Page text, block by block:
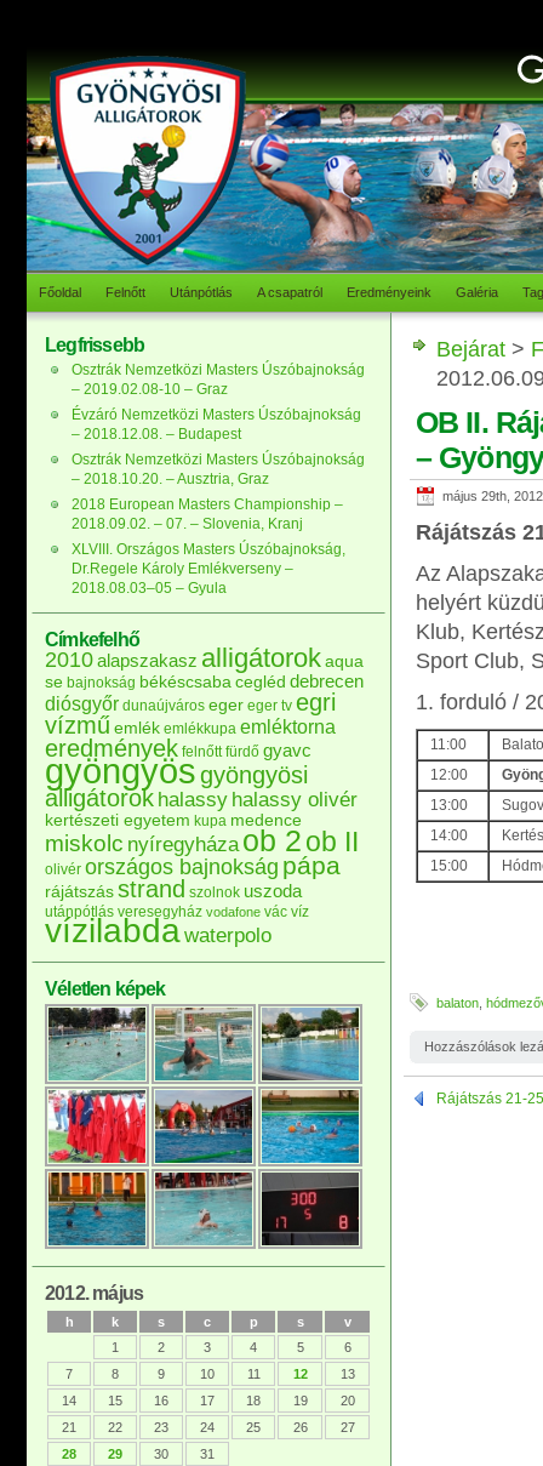
Főoldal Felnőtt Utánpótlás A csapatról Eredményeink Galéria
Bejárat >
OB II.
–
május 29th, 2012
Rájátszás
Az
helyért
Klub,
Sport Club,
1. forduló /
11:00
12:00
13:00
14:00
15:00
balaton
Hozzászólások
Rájátszás 21-
Legfrissebb
Osztrák Nemzetközi Masters Úszóbajnokság
– 2019.02.08-10 – Graz
Évzáró Nemzetközi Masters Úszóbajnokság
– 2018.12.08. – Budapest
Osztrák Nemzetközi Masters Úszóbajnokság
– 2018.10.20. – Ausztria, Graz
2018 European Masters Championship –
2018.09.02. – 07. – Slovenia, Kranj
XLVIII. Országos Masters Úszóbajnokság,
Dr.Regele Károly Emlékverseny –
2018.08.03–05 – Gyula
Címkefelhő
2010alapszakasz alligátorokaqua
se bajnokság békéscsaba cegléd debrecen
diósgyőr dunaújváros eger eger tv egri
vízműemlék emlékkupa emléktorna
eredmények felnőtt fürdő gyavc
gyöngyösgyöngyösi
alligátorok halassy halassy olivér
kertészeti egyetem kupa medence
miskolc nyíregyháza ob 2ob II
olivér országos bajnokság pápa
rájátszás strand szolnok uszoda
utánpótlás veresegyház vodafone vác víz
vízilabdawaterpolo
Véletlen képek
2012. május
h k s c p s v
1 2 3 4 5
6
7
8 9 10 11 12
13
14
15 16 17 18 19
20
21
22 23 24 25 26
27
28
29 30 31